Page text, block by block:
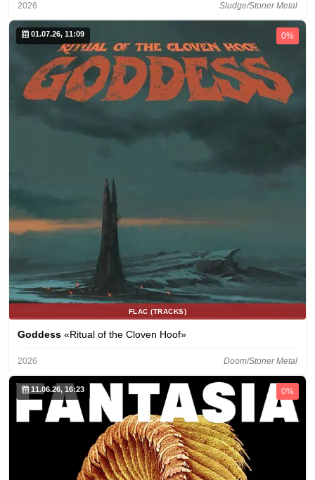
2026 Sludge/Stoner Metal
01.07.26, 11:09 0%
FLAC (TRACKS)
Goddess «Ritual of the Cloven Hoof»
2026 Doom/Stoner Metal
11.06.26, 16:23 0%